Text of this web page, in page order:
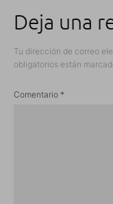
Deja una
Tu dirección de correo
obligatorios están
Comentario *